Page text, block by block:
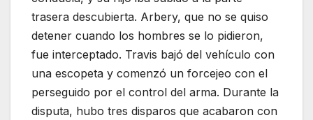
trasera descubierta. Arbery, que no se quiso
detener cuando los hombres se lo pidieron,
fue interceptado. Travis bajó del vehículo con
una escopeta y comenzó un forcejeo con el
perseguido por el control del arma. Durante la
disputa, hubo tres disparos que acabaron con